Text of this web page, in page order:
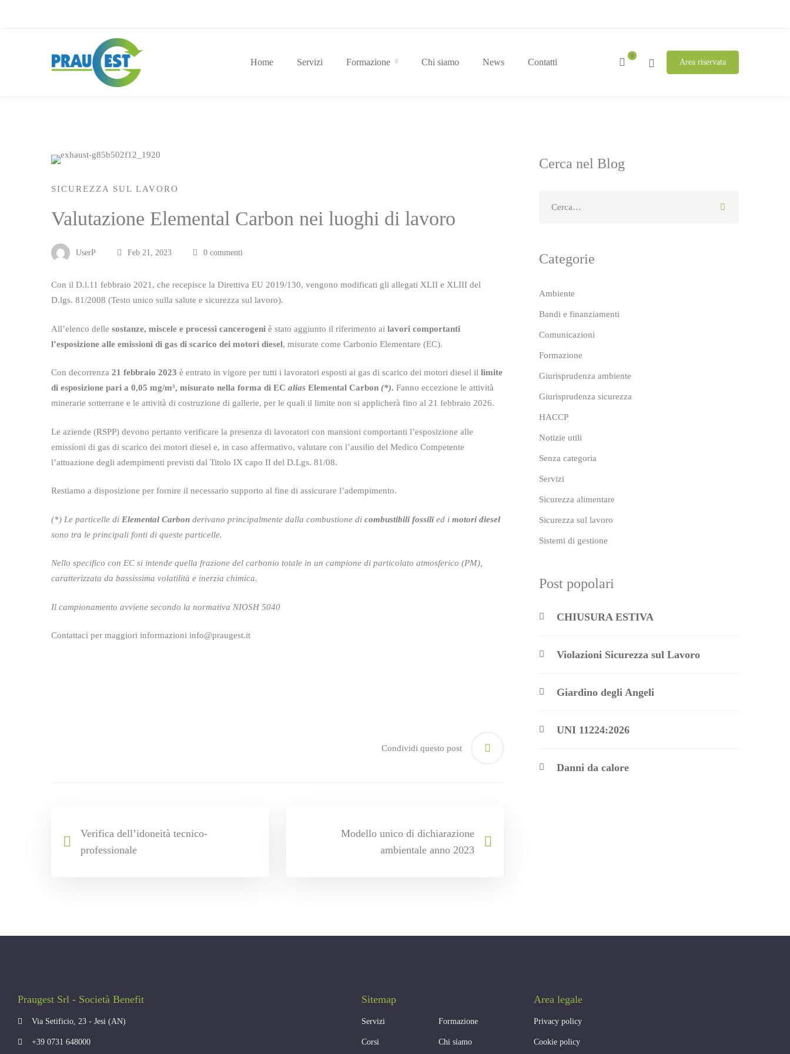
Home Servizi Formazione Chi siamo News Contatti Area riservata
SICUREZZA SUL LAVORO
Valutazione Elemental Carbon nei luoghi di lavoro
UserP Feb 21, 2023 0 commenti
Con il D.l.11 febbraio 2021, che recepisce la Direttiva EU 2019/130, vengono modificati gli allegati XLII e XLIII del
D.lgs. 81/2008 (Testo unico sulla salute e sicurezza sul lavoro).
All’elenco delle sostanze, miscele e processi cancerogeni è stato aggiunto il riferimento ai lavori comportanti
l’esposizione alle emissioni di gas di scarico dei motori diesel, misurate come Carbonio Elementare (EC).
Con decorrenza 21 febbraio 2023 è entrato in vigore per tutti i lavoratori esposti ai gas di scarico dei motori diesel il limite
di esposizione pari a 0,05 mg/m³, misurato nella forma di EC alias Elemental Carbon (*). Fanno eccezione le attività
minerarie sotterrane e le attività di costruzione di gallerie, per le quali il limite non si applicherà fino al 21 febbraio 2026.
Le aziende (RSPP) devono pertanto verificare la presenza di lavoratori con mansioni comportanti l’esposizione alle
emissioni di gas di scarico dei motori diesel e, in caso affermativo, valutare con l’ausilio del Medico Competente
l’attuazione degli adempimenti previsti dal Titolo IX capo II del D.Lgs. 81/08.
Restiamo a disposizione per fornire il necessario supporto al fine di assicurare l’adempimento.
(*) Le particelle di Elemental Carbon derivano principalmente dalla combustione di combustibili fossili ed i motori diesel
sono tra le principali fonti di queste particelle.
Nello specifico con EC si intende quella frazione del carbonio totale in un campione di particolato atmosferico (PM),
caratterizzata da bassissima volatilità e inerzia chimica.
Il campionamento avviene secondo la normativa NIOSH 5040
Contattaci per maggiori informazioni info@praugest.it
Condividi questo post
Verifica dell’idoneità tecnico-
professionale
Modello unico di dichiarazione
ambientale anno 2023
Cerca nel Blog
Categorie
Ambiente
Bandi e finanziamenti
Comunicazioni
Formazione
Giurisprudenza ambiente
Giurisprudenza sicurezza
HACCP
Notizie utili
Senza categoria
Servizi
Sicurezza alimentare
Sicurezza sul lavoro
Sistemi di gestione
Post popolari
CHIUSURA ESTIVA
Violazioni Sicurezza sul Lavoro
Giardino degli Angeli
UNI 11224:2026
Danni da calore
Praugest Srl - Società Benefit
Via Setificio, 23 - Jesi (AN)
+39 0731 648000
Sitemap
Servizi Formazione
Corsi Chi siamo
Area legale
Privacy policy
Cookie policy